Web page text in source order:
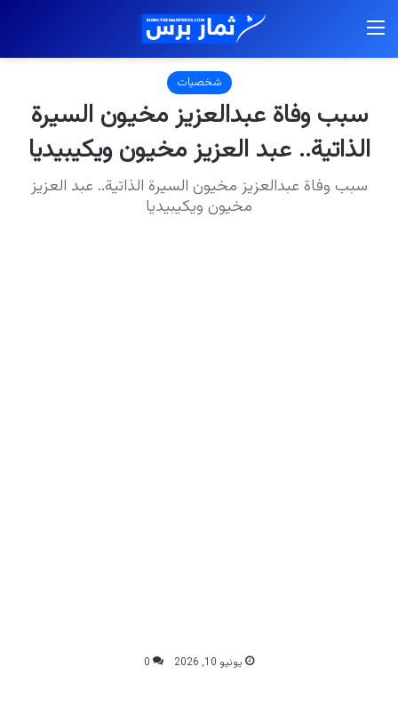
شخصيات
سبب وفاة عبدالعزيز مخيون السيرة
الذاتية.. عبد العزيز مخيون ويكيبيديا
سبب وفاة عبدالعزيز مخيون السيرة الذاتية.. عبد العزيز
مخيون ويكيبيديا
يونيو 10, 2026 0